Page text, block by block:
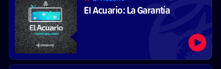
El Acuario: La Garantía